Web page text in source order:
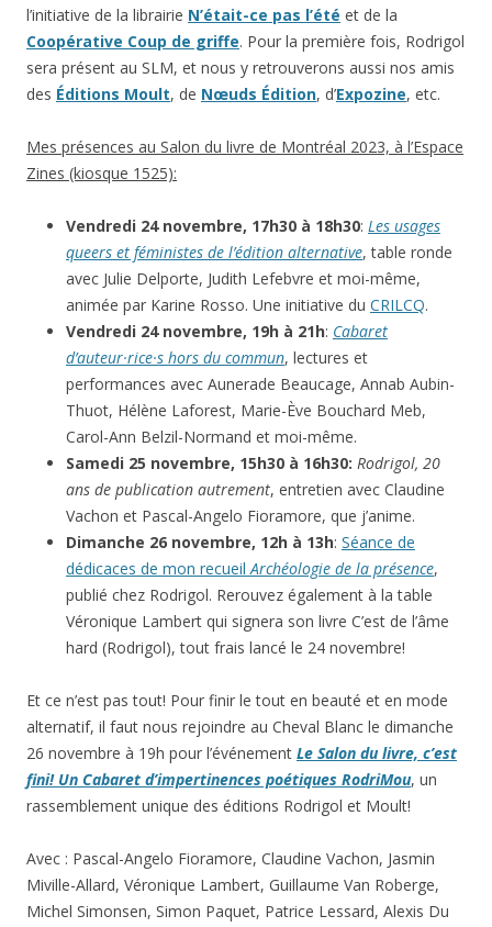
l’initiative de la librairie N’était-ce pas l’été et de la
Coopérative Coup de griffe. Pour la première fois, Rodrigol
sera présent au SLM, et nous y retrouverons aussi nos amis
des Éditions Moult, de Nœuds Édition, d’Expozine, etc.
Mes présences au Salon du livre de Montréal 2023, à l’Espace
Zines (kiosque 1525):
Vendredi 24 novembre, 17h30 à 18h30: Les usages
queers et féministes de l’édition alternative, table ronde
avec Julie Delporte, Judith Lefebvre et moi-même,
animée par Karine Rosso. Une initiative du CRILCQ.
Vendredi 24 novembre, 19h à 21h: Cabaret
d’auteur·rice·s hors du commun, lectures et
performances avec Aunerade Beaucage, Annab Aubin-
Thuot, Hélène Laforest, Marie-Ève Bouchard Meb,
Carol-Ann Belzil-Normand et moi-même.
Samedi 25 novembre, 15h30 à 16h30: Rodrigol, 20
ans de publication autrement, entretien avec Claudine
Vachon et Pascal-Angelo Fioramore, que j’anime.
Dimanche 26 novembre, 12h à 13h: Séance de
dédicaces de mon recueilArchéologie de la présence,
publié chez Rodrigol. Rerouvez également à la table
Véronique Lambert qui signera son livre C’est de l’âme
hard (Rodrigol), tout frais lancé le 24 novembre!
Et ce n’est pas tout! Pour finir le tout en beauté et en mode
alternatif, il faut nous rejoindre au Cheval Blanc le dimanche
26 novembre à 19h pour l’événement Le Salon du livre, c’est
fini! Un Cabaret d’impertinences poétiques RodriMou, un
rassemblement unique des éditions Rodrigol et Moult!
Avec : Pascal-Angelo Fioramore, Claudine Vachon, Jasmin
Miville-Allard, Véronique Lambert, Guillaume Van Roberge,
Michel Simonsen, Simon Paquet, Patrice Lessard, Alexis Du